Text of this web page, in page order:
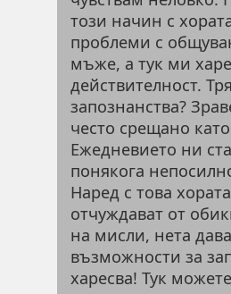
този начин с
проблеми с
мъже, а тук ми
действителност.
запознанства?
често срещано
Ежедневието ни
понякога
Наред с това
отчуждават от
на мисли, нета
възможности за
харесва! Тук